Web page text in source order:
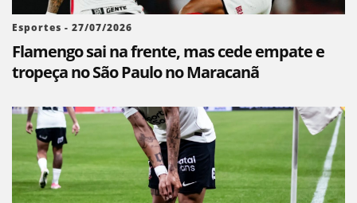
Esportes - 27/07/2026
Flamengo sai na frente, mas cede empate e
tropeça no São Paulo no Maracanã